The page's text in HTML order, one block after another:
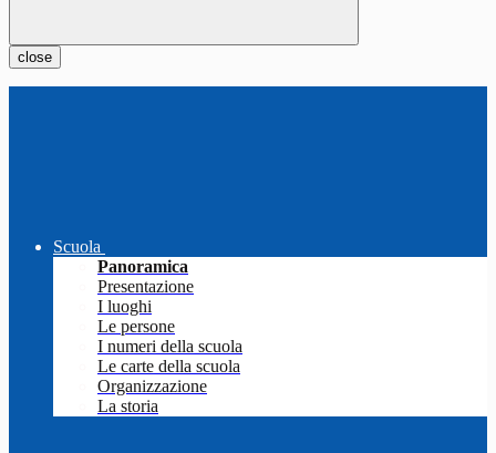
close
Scuola
Panoramica
Presentazione
I luoghi
Le persone
I numeri della scuola
Le carte della scuola
Organizzazione
La storia